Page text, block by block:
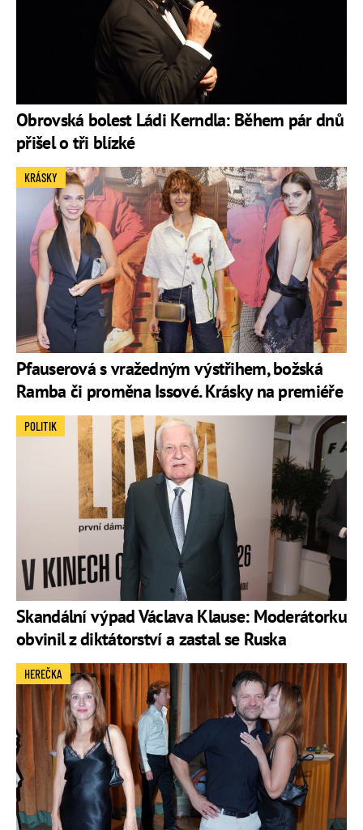
Obrovská bolest Ládi Kerndla: Během pár dnů
přišel o tři blízké
Pfauserová s vražedným výstřihem, božská
Ramba či proměna Issové. Krásky na premiéře
KRÁSKY
Skandální výpad Václava Klause: Moderátorku
obvinil z diktátorství a zastal se Ruska
POLITIK
HEREČKA